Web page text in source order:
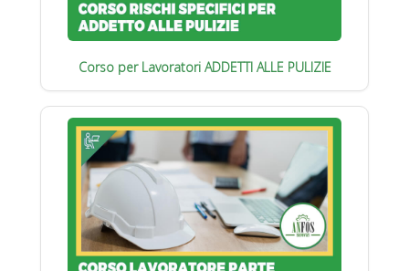
Corso per Lavoratori ADDETTI ALLE PULIZIE